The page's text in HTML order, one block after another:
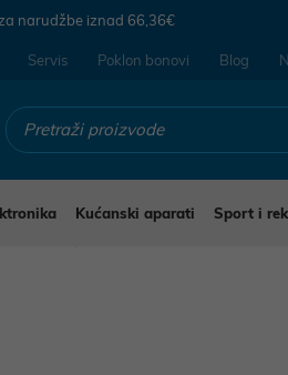
za narudžbe iznad 66,36€
Servis Poklon bonovi Blog
Kućanski aparati Sport i